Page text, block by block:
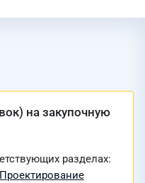
на закупочную
разделах:
Проектирование